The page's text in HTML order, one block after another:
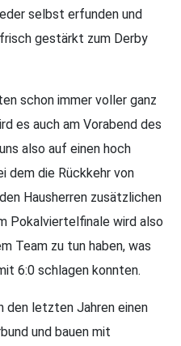
selbst erfunden und
gestärkt zum Derby
schon immer voller ganz
es auch am Vorabend des
also auf einen hoch
dem die Rückkehr von
Hausherren zusätzlichen
Pokalviertelfinale wird also
Team zu tun haben, was
6:0 schlagen konnten.
den letzten Jahren einen
und bauen mit